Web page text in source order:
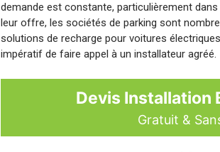
demande est constante, particulièrement
leur offre, les sociétés de parking sont
solutions de recharge pour voitures
impératif de faire appel à un installateur agréé.